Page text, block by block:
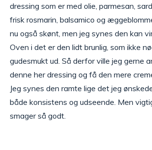
dressing som er med olie, parmesan,
frisk rosmarin, balsamico og
nu også skønt, men jeg synes den kan
Oven i det er den lidt brunlig, som ikke
gudesmukt ud. Så derfor ville jeg gerne
denne her dressing og få den mere
Jeg synes den ramte lige det jeg
både konsistens og udseende. Men
smager så godt.